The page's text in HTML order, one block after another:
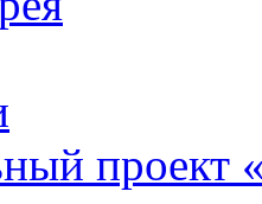
проект